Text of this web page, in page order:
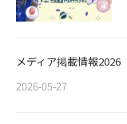
メディア掲載情報2026
2026-05-27